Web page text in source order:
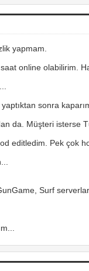
yapmam.
online olabilirim.
sonra
da. Müşteri isterse
editledim. Pek çok
Surf